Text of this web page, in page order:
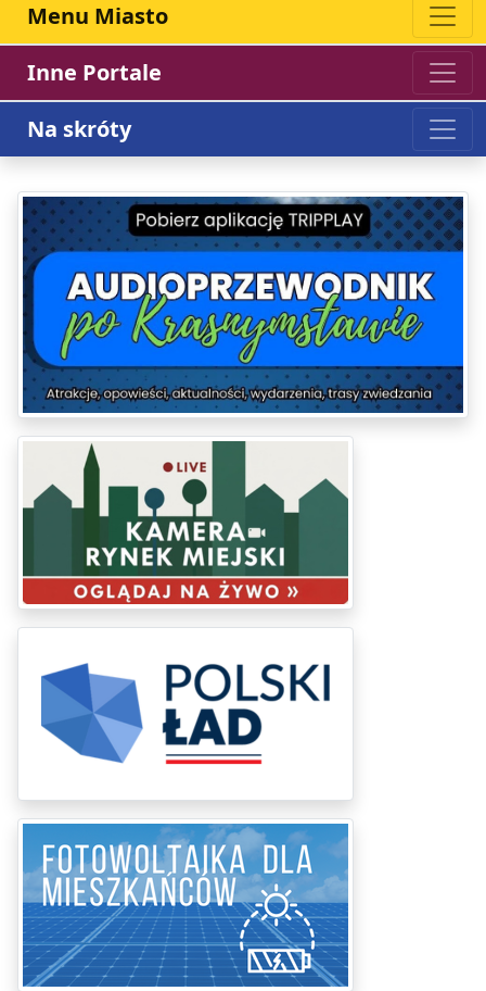
Menu Miasto
Inne Portale
Na skróty